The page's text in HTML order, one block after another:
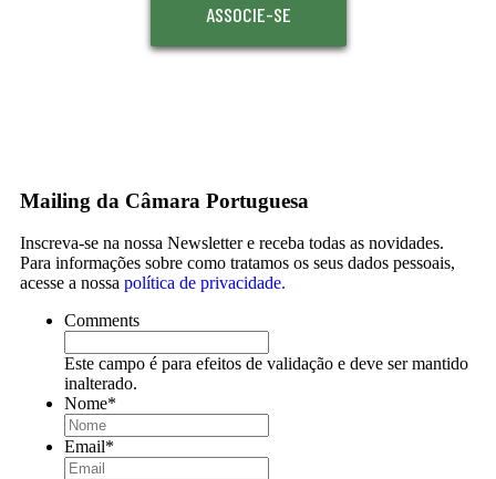
ASSOCIE-SE
Mailing da Câmara Portuguesa
Inscreva-se na nossa Newsletter e receba todas as novidades.
Para informações sobre como tratamos os seus dados pessoais,
acesse a nossa política de privacidade.
Comments
Este campo é para efeitos de validação e deve ser mantido
inalterado.
Nome*
Email*